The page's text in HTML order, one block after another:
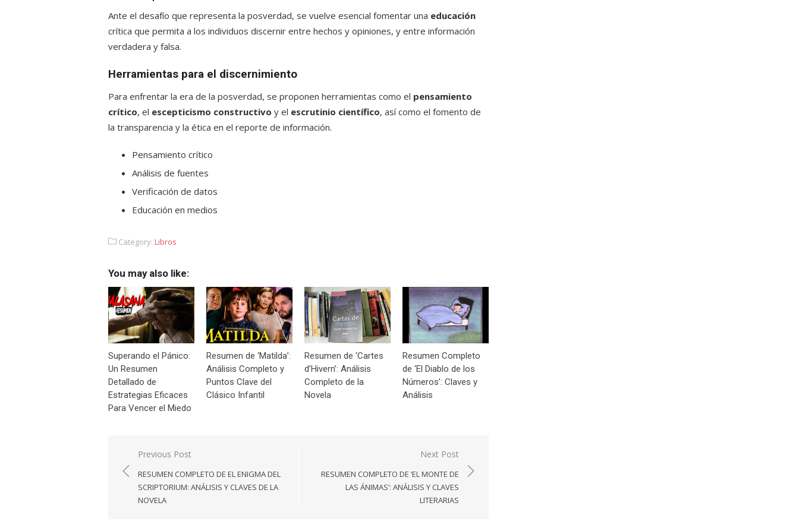
Ante el desafío que representa la posverdad, se vuelve esencial fomentar una educación
crítica que permita a los individuos discernir entre hechos y opiniones, y entre información
verdadera y falsa.
Herramientas para el discernimiento
Para enfrentar la era de la posverdad, se proponen herramientas como el pensamiento
crítico, el escepticismo constructivo y el escrutinio científico, así como el fomento de
la transparencia y la ética en el reporte de información.
Pensamiento crítico
Análisis de fuentes
Verificación de datos
Educación en medios
Category: Libros
You may also like:
Superando el Pánico:
Un Resumen
Detallado de
Estrategias Eficaces
Para Vencer el Miedo
Resumen de ‘Matilda’:
Análisis Completo y
Puntos Clave del
Clásico Infantil
Resumen de ‘Cartes
d’Hivern’: Análisis
Completo de la
Novela
Resumen Completo
de ‘El Diablo de los
Números’: Claves y
Análisis
Navegación
de
entradas
Previous Post
RESUMEN COMPLETO DE EL ENIGMA DEL
SCRIPTORIUM: ANÁLISIS Y CLAVES DE LA
NOVELA
Next Post
RESUMEN COMPLETO DE ‘EL MONTE DE
LAS ÁNIMAS’: ANÁLISIS Y CLAVES
LITERARIAS